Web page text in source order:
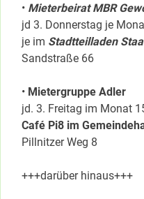
• Mieterbeirat MBR
jd 3. Donnerstag je
je im Stadtteilladen
Sandstraße 66
• Mietergruppe Adler
jd. 3. Freitag im Monat
Café Pi8 im
Pillnitzer Weg 8
+++darüber hinaus+++